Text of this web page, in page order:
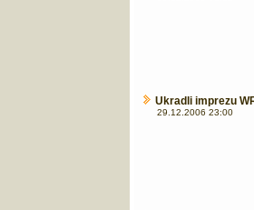
Ukradli imprezu
29.12.2006 23:00